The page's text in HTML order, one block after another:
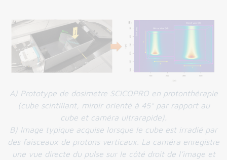
A) Prototype de dosimètre SCICOPRO en protonthérapie
(cube scintillant, miroir orienté à 45° par rapport au
cube et caméra ultrarapide).
B) Image typique acquise lorsque le cube est irradié par
des faisceaux de protons verticaux. La caméra enregistre
une vue directe du pulse sur le côté droit de l’image et